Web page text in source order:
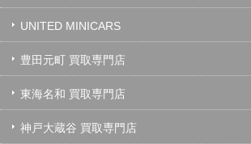
UNITED MINICARS
豊田元町 買取専門店
東海名和 買取専門店
神戸大蔵谷 買取専門店